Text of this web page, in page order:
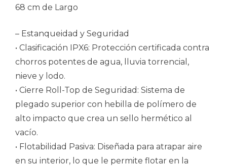
68 cm de Largo
– Estanqueidad y Seguridad
• Clasificación IPX6: Protección certificada contra
chorros potentes de agua, lluvia torrencial,
nieve y lodo.
• Cierre Roll-Top de Seguridad: Sistema de
plegado superior con hebilla de polímero de
alto impacto que crea un sello hermético al
vacío.
• Flotabilidad Pasiva: Diseñada para atrapar aire
en su interior, lo que le permite flotar en la